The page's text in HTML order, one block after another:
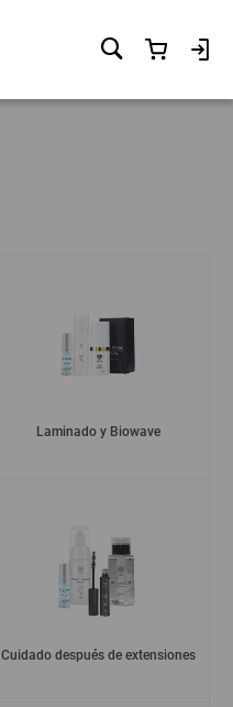
Laminado y Biowave
Cuidado después de extensiones